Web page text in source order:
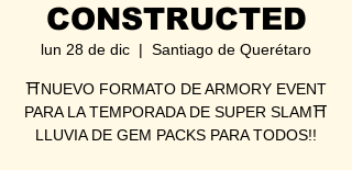
CONSTRUCTED
lun 28 de dic
  |
Santiago de Querétaro
⛩NUEVO FORMATO DE ARMORY EVENT
PARA LA TEMPORADA DE SUPER SLAM⛩
LLUVIA DE GEM PACKS PARA TODOS!!